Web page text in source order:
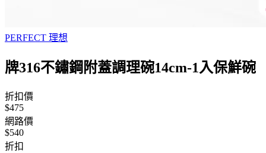
PERFECT 理想
牌316不鏽鋼附蓋調理碗14cm-1入保鮮碗
折扣價
$475
網路價
$540
折扣